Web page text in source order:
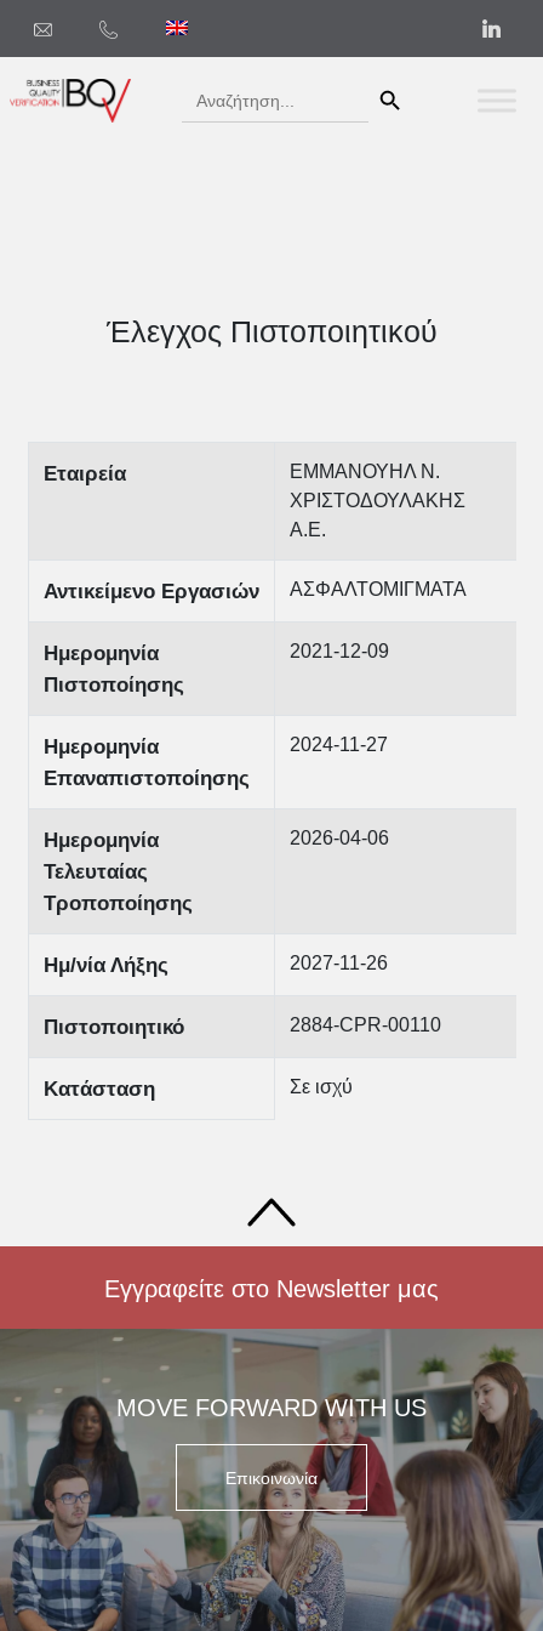
Search
for:
Έλεγχος Πιστοποιητικού
Εταιρεία
ΕΜΜΑΝΟΥΗΛ Ν.
ΧΡΙΣΤΟΔΟΥΛΑΚΗΣ
Α.Ε.
Αντικείμενο Εργασιών ΑΣΦΑΛΤΟΜΙΓΜΑΤΑ
Ημερομηνία
Πιστοποίησης
2021-12-09
Ημερομηνία
Επαναπιστοποίησης
2024-11-27
Ημερομηνία
Τελευταίας
Τροποποίησης
2026-04-06
Ημ/νία Λήξης 2027-11-26
Πιστοποιητικό 2884-CPR-00110
Κατάσταση Σε ισχύ
Εγγραφείτε στο Newsletter μας
MOVE FORWARD WITH US
Επικοινωνία